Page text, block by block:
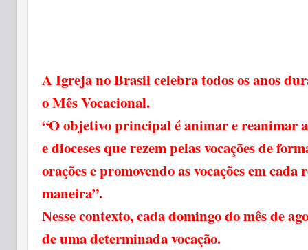
A Igreja no Brasil celebra todos os anos
o Mês Vocacional.
“O objetivo principal é animar e reanimar
e dioceses que rezem pelas vocações de
orações e promovendo as vocações em cada
maneira”.
Nesse contexto, cada domingo do mês de
de uma determinada vocação.